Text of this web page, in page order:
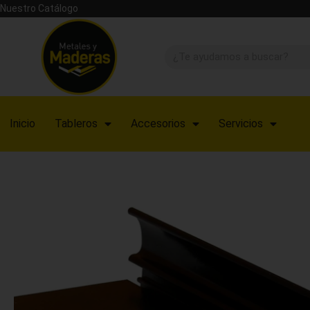
Nuestro Catálogo
Inicio Tableros Accesorios Servicios